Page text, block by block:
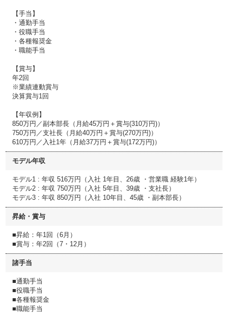
【手当】
・通勤手当
・役職手当
・各種報奨金
・職能手当
【賞与】
年2回
※業績連動賞与
決算賞与1回
【年収例】
850万円／副本部長（月給45万円＋賞与(310万円)）
750万円／支社長（月給40万円＋賞与(270万円)）
610万円／入社1年（月給37万円＋賞与(172万円)）
モデル年収
モデル1 : 年収 516万円（入社 1年目、26歳 ・営業職 経験1年）
モデル2 : 年収 750万円（入社 5年目、39歳 ・支社長）
モデル3 : 年収 850万円（入社 10年目、45歳 ・副本部長）
昇給・賞与
■昇給：年1回（6月）
■賞与：年2回（7・12月）
諸手当
■通勤手当
■役職手当
■各種報奨金
■職能手当